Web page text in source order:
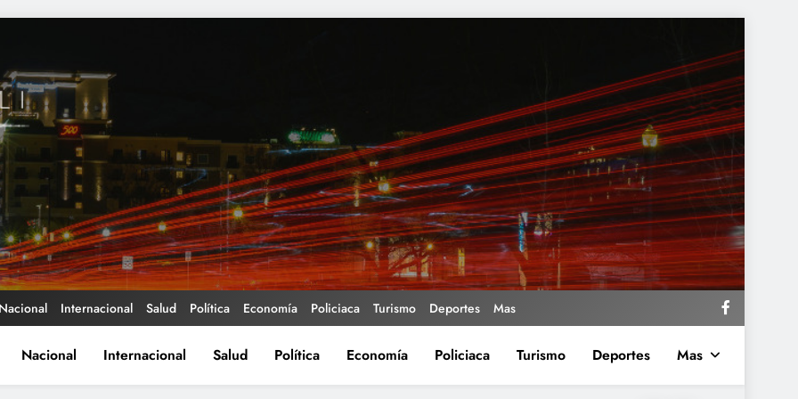
Nacional Internacional Salud Política Economía Policiaca Turismo Deportes Mas
Nacional Internacional Salud Política Economía Policiaca Turismo Deportes Mas